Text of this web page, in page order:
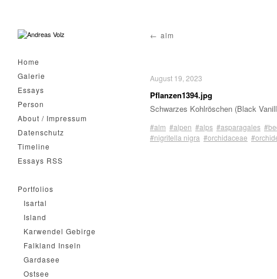
Home
Galerie
Essays
Person
About / Impressum
Datenschutz
Timeline
Essays RSS
Portfolios
Isartal
Island
Karwendel Gebirge
Falkland Inseln
Gardasee
Ostsee
alm
August 19, 2023
Pflanzen1394.jpg
Schwarzes Kohlröschen (Black
#alm #alpen #alps #asparagales
#nigritella nigra #orchidaceae